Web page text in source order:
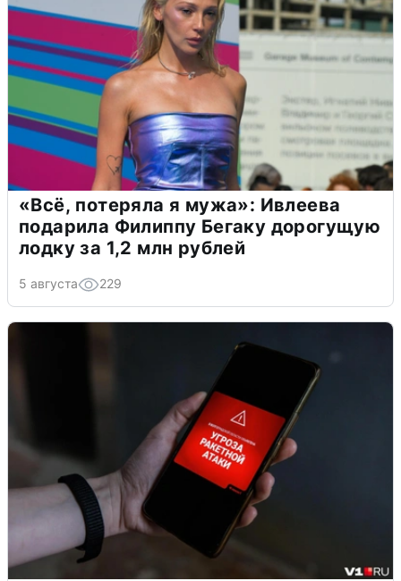
«Всё, потеряла я мужа»: Ивлеева
подарила Филиппу Бегаку дорогущую
лодку за 1,2 млн рублей
5 августа 229